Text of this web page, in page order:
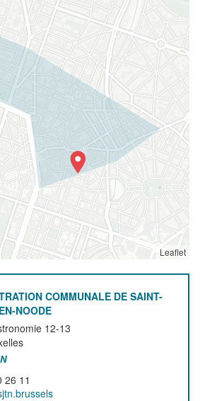
Leaflet
COMMUNALE DE SAINT-
NOODE
12-13
26 11